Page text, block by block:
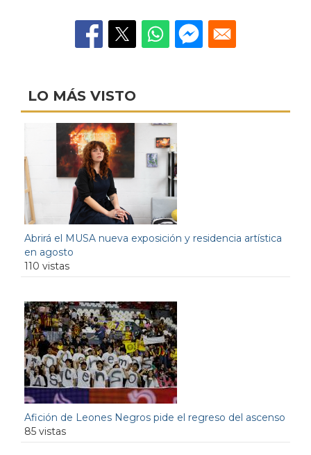
LO MÁS VISTO
Abrirá el MUSA nueva exposición y residencia artística
en agosto
110 vistas
Afición de Leones Negros pide el regreso del ascenso
85 vistas